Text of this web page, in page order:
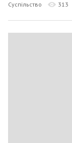
Суспільство 313